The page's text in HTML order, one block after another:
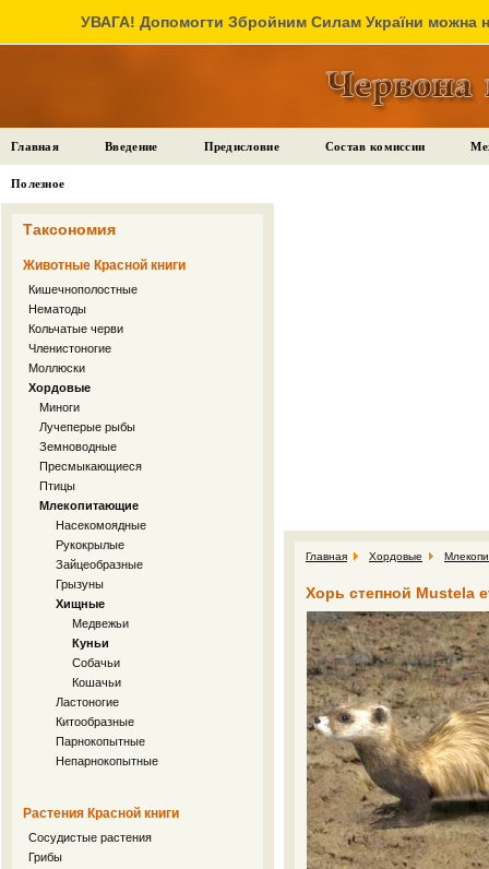
УВАГА! Допомогти Збройним Силам України можна
Главная Введение Предисловие Состав комиссии
Полезное
Таксономия
Животные Красной книги
Кишечнополостные
Нематоды
Кольчатые черви
Членистоногие
Моллюски
Хордовые
Миноги
Лучеперые рыбы
Земноводные
Пресмыкающиеся
Птицы
Млекопитающие
Насекомоядные
Рукокрылые
Зайцеобразные
Грызуны
Хищные
Медвежьи
Куньи
Собачьи
Кошачьи
Ластоногие
Китообразные
Парнокопытные
Непарнокопытные
Растения Красной книги
Сосудистые растения
Грибы
Главная Хордовые
Хорь степной Mustela